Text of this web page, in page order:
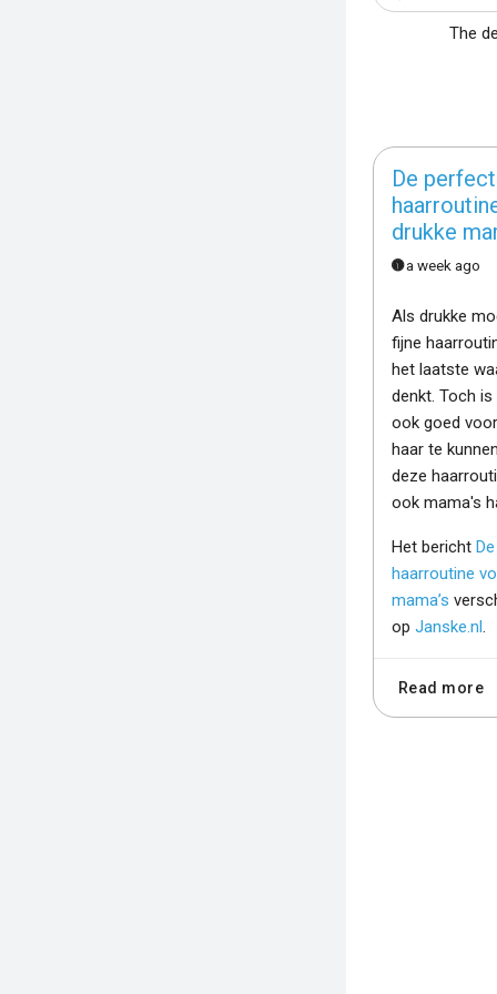
The
De
drukke
a week ago
Als drukke
fijne
het laatste
denkt. Toch
ook goed
haar te
deze
ook mama's
Het bericht
haarroutine
mama’s
op Janske.nl
Read more